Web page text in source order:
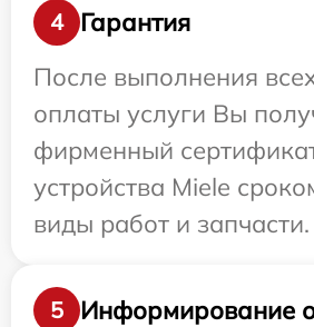
4
Гарантия
После выполнения
оплаты услуги Вы
фирменный
устройства Miele
виды работ и запчасти.
5
Информирование о